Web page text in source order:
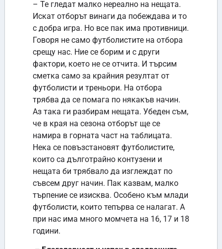
– Те гледат малко нереално на нещата.
Искат отборът винаги да побеждава и то
с добра игра. Но все пак има противници.
Говоря не само футболистите на отбора
срещу нас. Ние се борим и с други
фактори, което не се отчита. И търсим
сметка само за крайния резултат от
футболисти и треньори. На отбора
трябва да се помага по някакъв начин.
Аз така ги разбирам нещата. Убеден съм,
че в края на сезона отборът ще се
намира в горната част на таблицата.
Нека се повъзстановят футболистите,
които са дълготрайно контузени и
нещата би трябвало да изглеждат по
съвсем друг начин. Пак казвам, малко
търпение се изисква. Особено към млади
футболисти, които тепърва се налагат. А
при нас има много момчета на 16, 17 и 18
години.